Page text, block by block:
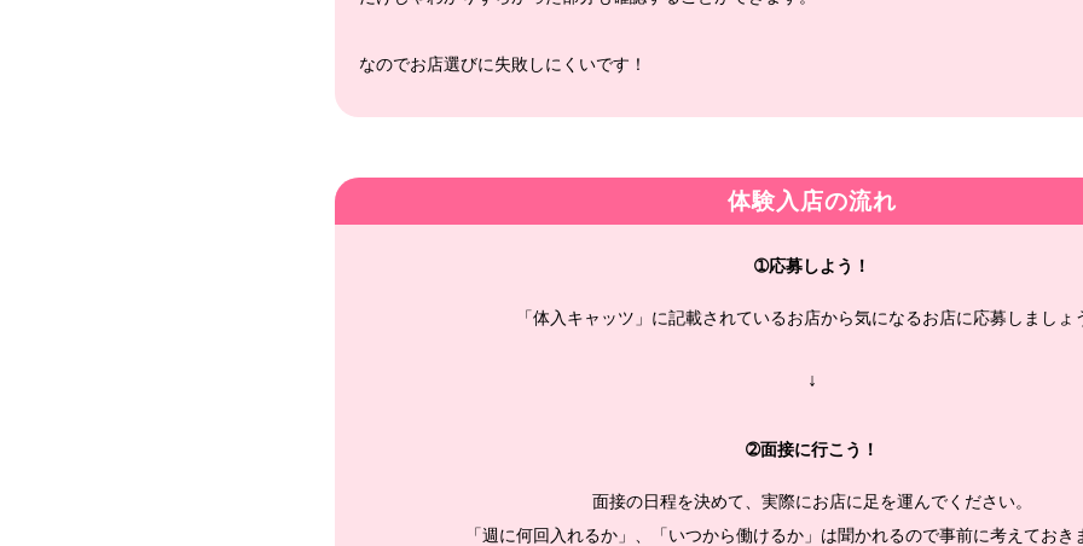
なのでお店選びに失敗しにくいです！
体験入店の流れ
➀応募しよう！
「体入キャッツ」に記載されているお店から気になるお店に応募しましょ
↓
➁面接に行こう！
面接の日程を決めて、実際にお店に足を運んでください。
「週に何回入れるか」、「いつから働けるか」は聞かれるので事前に考えておき